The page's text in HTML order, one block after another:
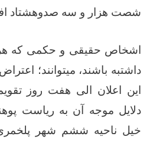
شصت هزار و سه صدوهشتاد
اشخاص حقیقی و حکمی که
داشتبه باشند، میتوانند؛
این اعلان الی هفت روز
دلایل موجه آن به ریاست
خیل ناحیه ششم شهر